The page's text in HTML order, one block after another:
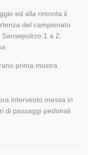
ed alla rimonta il
del campionato
1 a 2,
prima mostra
intervento messa in
di passaggi pedonali